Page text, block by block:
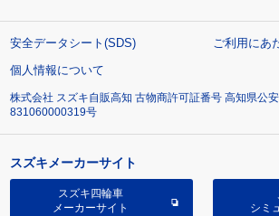
安全データシート(SDS)
ご利用にあ
個人情報について
株式会社 スズキ自販高知 古物商許可証番号 高知県公
831060000319号
スズキメーカーサイト
スズキ四輪車
メーカーサイト
シミ